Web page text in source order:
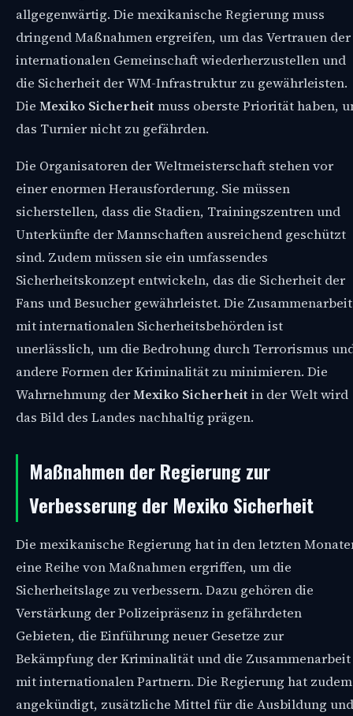
allgegenwärtig. Die mexikanische Regierung muss
dringend Maßnahmen ergreifen, um das Vertrauen der
internationalen Gemeinschaft wiederherzustellen und
die Sicherheit der WM-Infrastruktur zu gewährleisten.
Die Mexiko Sicherheit muss oberste Priorität haben,
das Turnier nicht zu gefährden.
Die Organisatoren der Weltmeisterschaft stehen vor
einer enormen Herausforderung. Sie müssen
sicherstellen, dass die Stadien, Trainingszentren und
Unterkünfte der Mannschaften ausreichend geschützt
sind. Zudem müssen sie ein umfassendes
Sicherheitskonzept entwickeln, das die Sicherheit der
Fans und Besucher gewährleistet. Die Zusammenarbeit
mit internationalen Sicherheitsbehörden ist
unerlässlich, um die Bedrohung durch Terrorismus
andere Formen der Kriminalität zu minimieren. Die
Wahrnehmung derMexiko Sicherheit in der Welt wird
das Bild des Landes nachhaltig prägen.
Maßnahmen der Regierung zur
Verbesserung der Mexiko Sicherheit
Die mexikanische Regierung hat in den letzten
eine Reihe von Maßnahmen ergriffen, um die
Sicherheitslage zu verbessern. Dazu gehören die
Verstärkung der Polizeipräsenz in gefährdeten
Gebieten, die Einführung neuer Gesetze zur
Bekämpfung der Kriminalität und die Zusammenarbeit
mit internationalen Partnern. Die Regierung hat zudem
angekündigt, zusätzliche Mittel für die Ausbildung und